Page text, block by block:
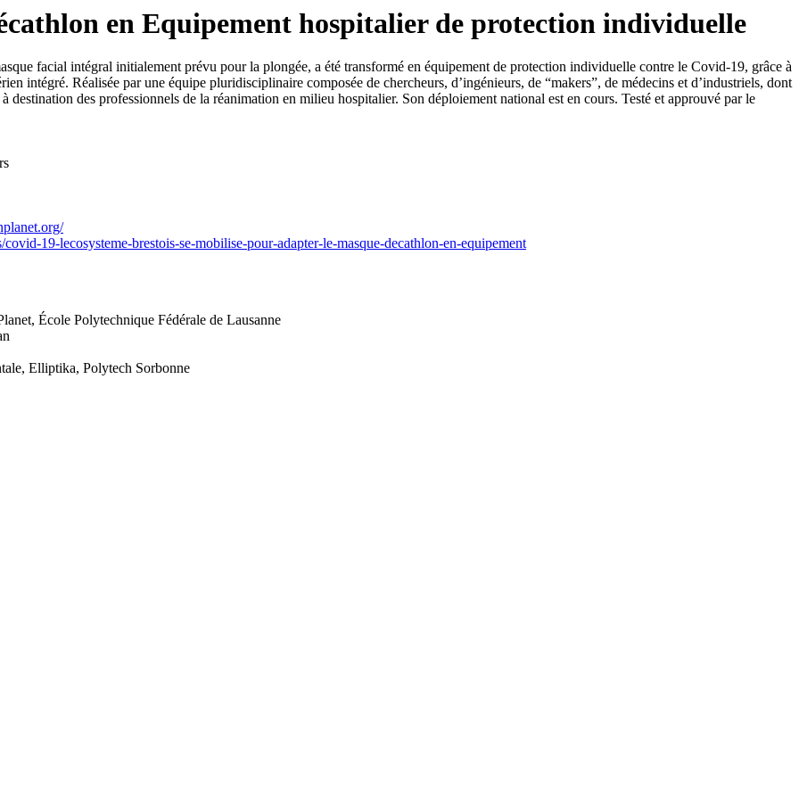
en Equipement hospitalier de protection individuelle
facial intégral initialement prévu pour la plongée, a été transformé en équipement de protection individuelle contre le Covid-19, grâce à
intégré. Réalisée par une équipe pluridisciplinaire composée de chercheurs, d’ingénieurs, de “makers”, de médecins et d’industriels, dont
des professionnels de la réanimation en milieu hospitalier. Son déploiement national est en cours. Testé et approuvé par le
19-lecosysteme-brestois-se-mobilise-pour-adapter-le-masque-decathlon-en-equipement
École Polytechnique Fédérale de Lausanne
Elliptika, Polytech Sorbonne